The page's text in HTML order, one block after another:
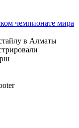
чемпионате мира
в Алматы